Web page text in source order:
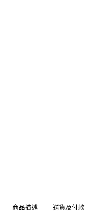
商品描述
送貨及付